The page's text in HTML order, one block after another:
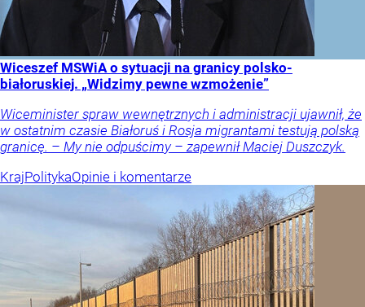
Wiceszef MSWiA o sytuacji na granicy polsko-
białoruskiej. „Widzimy pewne wzmożenie”
Wiceminister spraw wewnętrznych i administracji ujawnił, że
w ostatnim czasie Białoruś i Rosja migrantami testują polską
granicę. – My nie odpuścimy – zapewnił Maciej Duszczyk.
KrajPolitykaOpinie i komentarze